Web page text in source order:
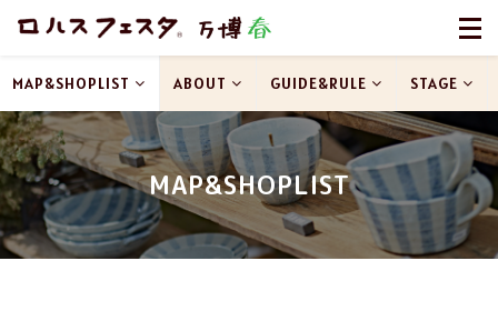
MAP&SHOPLIST
MAP&SHOPLIST ABOUT GUIDE&RULE STAGE